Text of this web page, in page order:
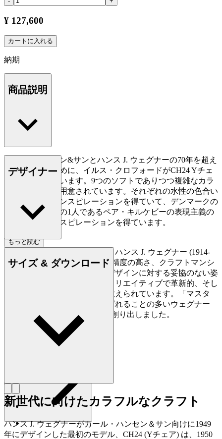
¥ 127,600
カートに入れる
納期
商品説明
カール・ハンセン&サンとハンス J. ウェグナーの70年を超え
る協業を祝すために、イルス・クロフォードがCH24 Yチェ
アを再解釈しています。9つのソフトでありつつ複雑なカラ
ーのパレットで用意されています。それぞれの水性の色合い
は、自然からインスピレーションを得ていて、デンマークの
最も著名な画家の1人であるペア・キルケビーの表現主義の
作品からもインスピレーションを得ています。
もっと読む
デザイナー
デンマークの家具デザイナー、ハンス J. ウェグナー (1914-
2007) は、家具づくりにおける精度の高さ、クラフトマンシ
ップに対する優れた洞察力、デザインに対する妥協のない姿
勢で知られており、史上最もクリエイティブで革新的、そし
て多作なデザイナーの一人に数えられています。「マスタ
ー・オブ・ザ・チェア」と呼ばれることの多いウェグナー
は、生涯で約500点もの椅子を創り出しました。
詳しく見る Hans J. Wegner
サイズ & ダウンロード
新世代に向けたカラフルなクラフト
ハンス J. ウェグナーがカール・ハンセン＆サン向けに1949
年にデザインした最初のモデル、CH24 (Yチェア) は、1950